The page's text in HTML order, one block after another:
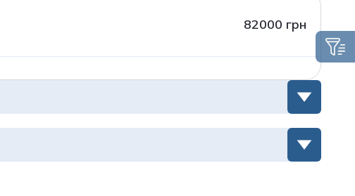
нд: 08:00 — 20:00
82000 грн